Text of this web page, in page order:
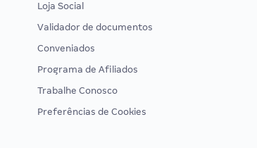
Loja Social
Validador de documentos
Conveniados
Programa de Afiliados
Trabalhe Conosco
Preferências de Cookies